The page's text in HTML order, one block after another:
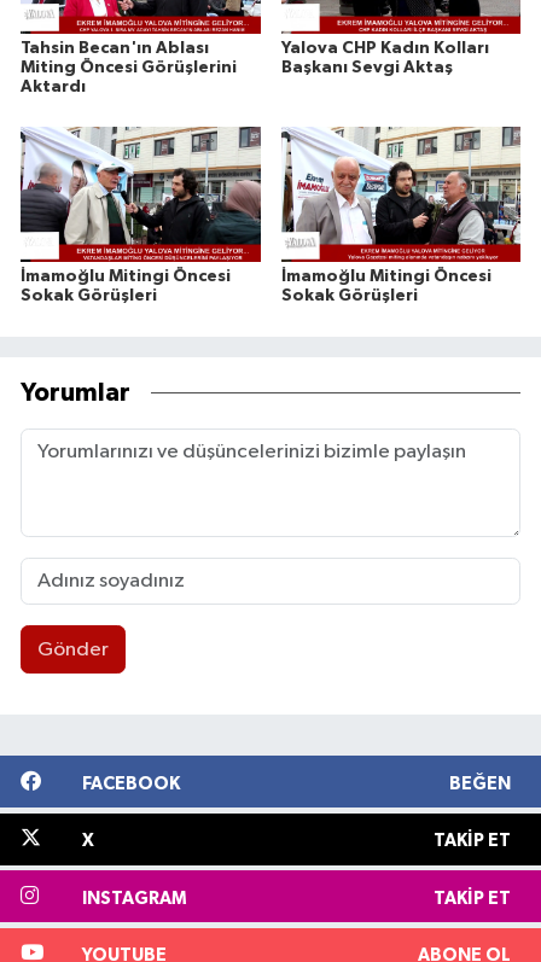
Tahsin Becan'ın Ablası
Miting Öncesi Görüşlerini
Aktardı
Yalova CHP Kadın Kolları
Başkanı Sevgi Aktaş
İmamoğlu Mitingi Öncesi
Sokak Görüşleri
İmamoğlu Mitingi Öncesi
Sokak Görüşleri
Yorumlar
Gönder
FACEBOOK BEĞEN
X TAKIP ET
INSTAGRAM TAKIP ET
YOUTUBE ABONE OL